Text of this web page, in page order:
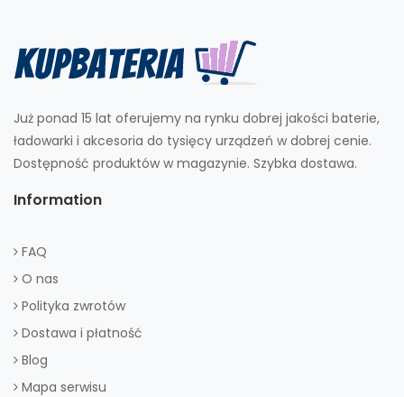
Już ponad 15 lat oferujemy na rynku dobrej jakości baterie,
ładowarki i akcesoria do tysięcy urządzeń w dobrej cenie.
Dostępność produktów w magazynie. Szybka dostawa.
Information
FAQ
O nas
Polityka zwrotów
Dostawa i płatność
Blog
Mapa serwisu